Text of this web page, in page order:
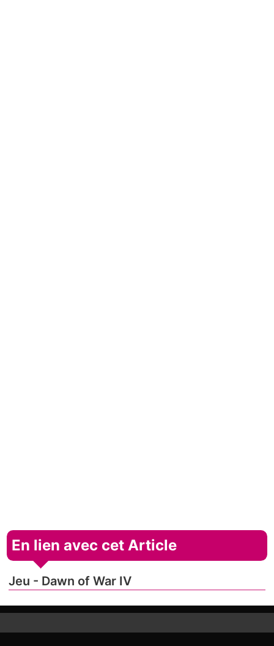
En lien avec cet Article
Jeu - Dawn of War IV